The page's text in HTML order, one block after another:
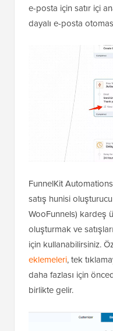
e-posta için satır içi
dayalı e-posta
FunnelKit
satış hunisi
WooFunnels) kardeş
oluşturmak ve
için kullanabilirsiniz.
eklemeleri, tek
daha fazlası için
birlikte gelir.